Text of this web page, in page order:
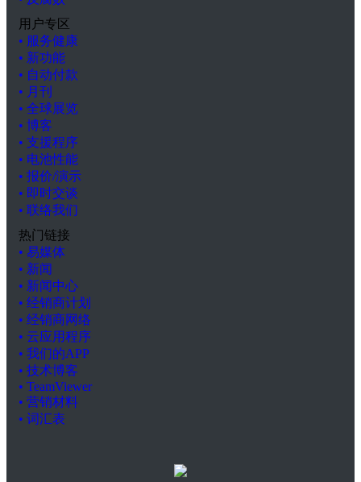
用户专区
• 服务健康
• 新功能
• 自动付款
• 月刊
• 全球展览
• 博客
• 支援程序
• 电池性能
• 报价/演示
• 即时交谈
• 联络我们
热门链接
• 易媒体
• 新闻
• 新闻中心
• 经销商计划
• 经销商网络
• 云应用程序
• 我们的APP
• 技术博客
• TeamViewer
• 营销材料
• 词汇表